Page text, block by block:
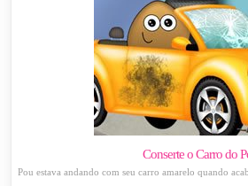
Conserte o Carro do
Pou estava andando com seu carro amarelo quando